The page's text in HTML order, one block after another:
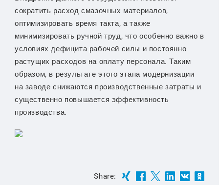
сократить расход смазочных материалов,
оптимизировать время такта, а также
минимизировать ручной труд, что особенно важно в
условиях дефицита рабочей силы и постоянно
растущих расходов на оплату персонала. Таким
образом, в результате этого этапа модернизации
на заводе снижаются производственные затраты и
существенно повышается эффективность
производства.
Share: